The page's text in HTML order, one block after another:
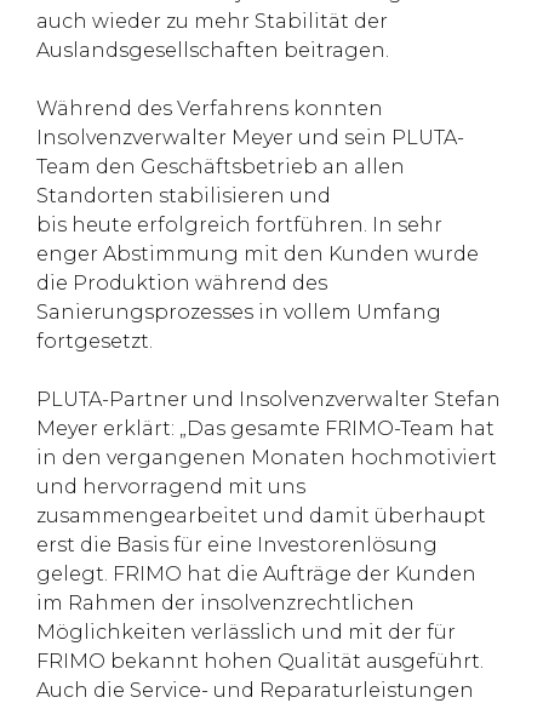
auch wieder zu mehr Stabilität der
Auslandsgesellschaften beitragen.
Während des Verfahrens konnten
Insolvenzverwalter Meyer und sein PLUTA-
Team den Geschäftsbetrieb an allen
Standorten stabilisieren und
bis heute erfolgreich fortführen. In sehr
enger Abstimmung mit den Kunden wurde
die Produktion während des
Sanierungsprozesses in vollem Umfang
fortgesetzt.
PLUTA-Partner und Insolvenzverwalter Stefan
Meyer erklärt: „Das gesamte FRIMO-Team hat
in den vergangenen Monaten hochmotiviert
und hervorragend mit uns
zusammengearbeitet und damit überhaupt
erst die Basis für eine Investorenlösung
gelegt. FRIMO hat die Aufträge der Kunden
im Rahmen der insolvenzrechtlichen
Möglichkeiten verlässlich und mit der für
FRIMO bekannt hohen Qualität ausgeführt.
Auch die Service- und Reparaturleistungen